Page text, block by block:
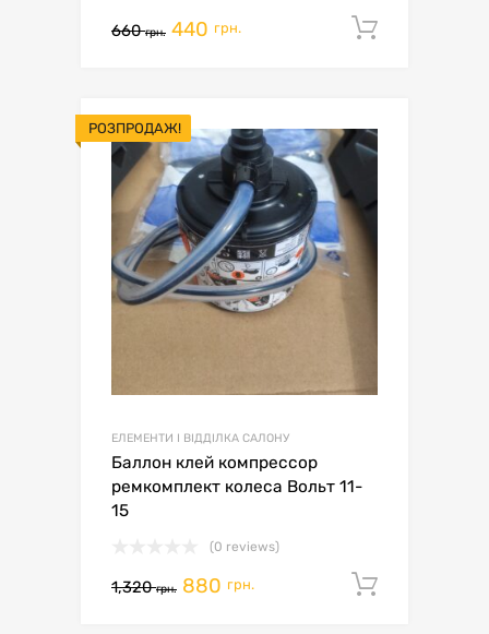
660грн. 440 грн.
РОЗПРОДАЖ!
ЕЛЕМЕНТИ І ВІДДІЛКА САЛОНУ
Баллон клей компрессор
ремкомплект колеса Вольт 11-
15
(0 reviews)
1,320грн. 880 грн.